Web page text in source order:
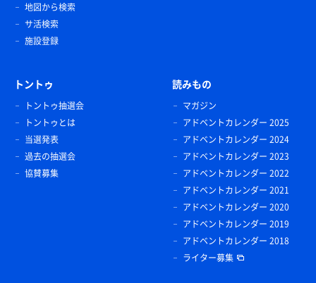
地図から検索
サ活検索
施設登録
トントゥ
トントゥ抽選会
トントゥとは
当選発表
過去の抽選会
協賛募集
読みもの
マガジン
アドベントカレンダー 2025
アドベントカレンダー 2024
アドベントカレンダー 2023
アドベントカレンダー 2022
アドベントカレンダー 2021
アドベントカレンダー 2020
アドベントカレンダー 2019
アドベントカレンダー 2018
ライター募集